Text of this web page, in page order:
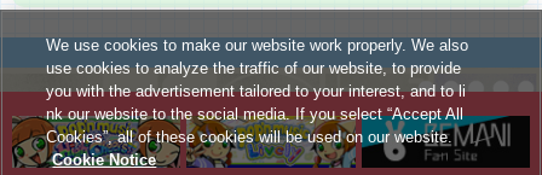
We use cookies to make our website work properly. We also
use cookies to analyze the traffic of our website, to provide
you with the advertisement tailored to your interest, and to li
nk our website to the social media. If you select “Accept All
Cookies”, all of these cookies will be used on our website.
Cookie Notice